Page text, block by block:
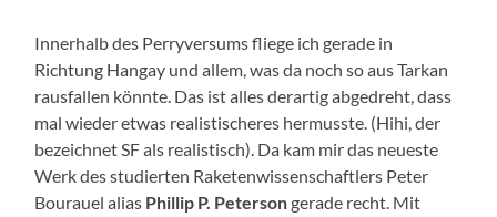
Innerhalb des Perryversums fliege ich gerade in
Richtung Hangay und allem, was da noch so aus Tarkan
rausfallen könnte. Das ist alles derartig abgedreht, dass
mal wieder etwas realistischeres hermusste. (Hihi, der
bezeichnet SF als realistisch). Da kam mir das neueste
Werk des studierten Raketenwissenschaftlers Peter
Bourauel alias Phillip P. Petersongerade recht. Mit